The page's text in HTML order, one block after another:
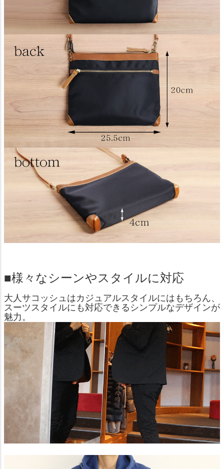
■様々なシーンやスタイルに対応
大人サコッシュはカジュアルスタイルにはもちろん、
スーツスタイルにも対応できるシンプルなデザインが
魅力。